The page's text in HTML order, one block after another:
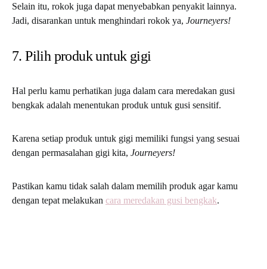
Selain itu, rokok juga dapat menyebabkan penyakit lainnya.
Jadi, disarankan untuk menghindari rokok ya, Journeyers!
7. Pilih produk untuk gigi
Hal perlu kamu perhatikan juga dalam cara meredakan gusi
bengkak adalah menentukan produk untuk gusi sensitif.
Karena setiap produk untuk gigi memiliki fungsi yang sesuai
dengan permasalahan gigi kita, Journeyers!
Pastikan kamu tidak salah dalam memilih produk agar kamu
dengan tepat melakukan cara meredakan gusi bengkak.